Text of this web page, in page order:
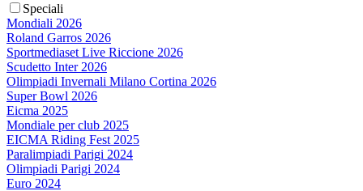
Speciali
Mondiali 2026
Roland Garros 2026
Sportmediaset Live Riccione 2026
Scudetto Inter 2026
Olimpiadi Invernali Milano Cortina 2026
Super Bowl 2026
Eicma 2025
Mondiale per club 2025
EICMA Riding Fest 2025
Paralimpiadi Parigi 2024
Olimpiadi Parigi 2024
Euro 2024